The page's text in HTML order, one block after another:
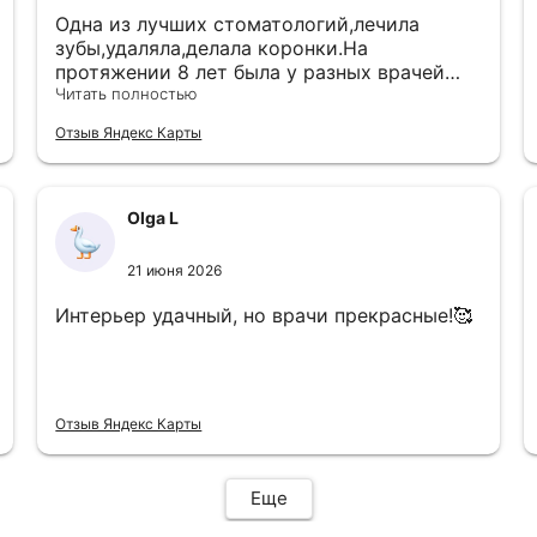
Одна из лучших стоматологий,лечила
зубы,удаляла,делала коронки.На
протяжении 8 лет была у разных врачей
этой клиники.Все отлично. А вот детских
посоветую,лечить хотят только с полным
наркозом ,причем даже не маленького
берутся,то корни большие,то ребенок не
так рот открывает,то сидеть не может 20
минут не шевелясь(
Читать полностью
Отзыв Яндекс Карты
Olga L
21 июня 2026
Интерьер удачный, но врачи прекрасные!🥰
Отзыв Яндекс Карты
Еще